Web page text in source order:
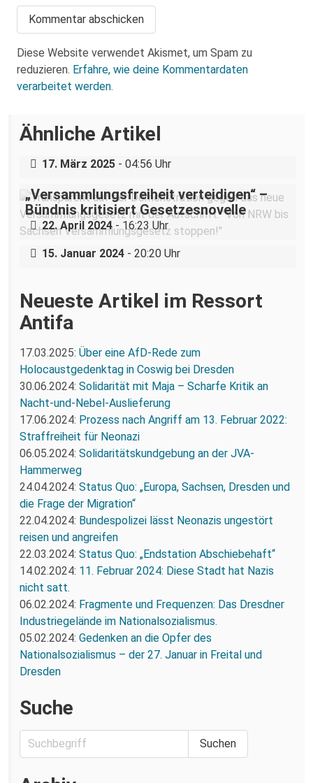
Diese Website verwendet Akismet, um Spam zu
reduzieren. Erfahre, wie deine Kommentardaten
verarbeitet werden.
Ähnliche Artikel
Holocaustgedenktag in Coswig bei
17. März 2025 - 04:56 Uhr
„Versammlungsfreiheit verteidigen“ –
Bündnis kritisiert Gesetzesnovelle
22. April 2024 - 16:23 Uhr
Status quo: Eine Rückschau auf die Idee
#wirstreiken im Landtagswahlkampf
2019
15. Januar 2024 - 20:20 Uhr
Neueste Artikel im Ressort
Antifa
17.03.2025: Über eine AfD-Rede zum
Holocaustgedenktag in Coswig bei Dresden
30.06.2024: Solidarität mit Maja – Scharfe Kritik an
Nacht-und-Nebel-Auslieferung
17.06.2024: Prozess nach Angriff am 13. Februar 2022:
Straffreiheit für Neonazi
06.05.2024: Solidaritätskundgebung an der JVA-
Hammerweg
24.04.2024: Status Quo: „Europa, Sachsen, Dresden und
die Frage der Migration“
22.04.2024: Bundespolizei lässt Neonazis ungestört
reisen und angreifen
22.03.2024: Status Quo: „Endstation Abschiebehaft“
14.02.2024: 11. Februar 2024: Diese Stadt hat Nazis
nicht satt.
06.02.2024: Fragmente und Frequenzen: Das Dresdner
Industriegelände im Nationalsozialismus.
05.02.2024: Gedenken an die Opfer des
Nationalsozialismus – der 27. Januar in Freital und
Dresden
Suche